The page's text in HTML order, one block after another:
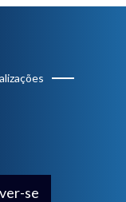
se